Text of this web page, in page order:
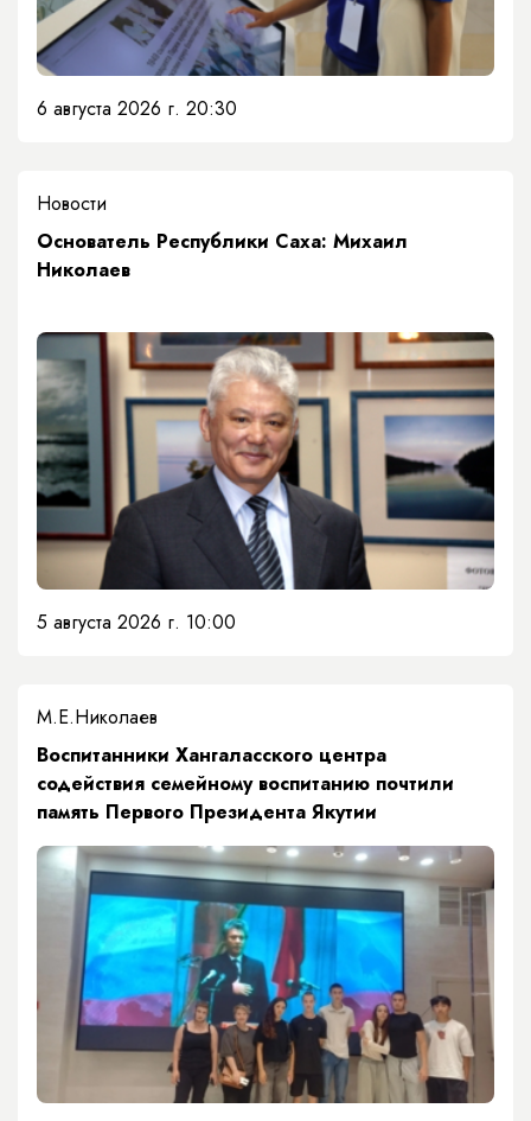
6 августа 2026 г. 20:30
Новости
Основатель Республики Саха: Михаил
Николаев
5 августа 2026 г. 10:00
М.Е.Николаев
​Воспитанники Хангаласского центра
содействия семейному воспитанию почтили
память Первого Президента Якутии